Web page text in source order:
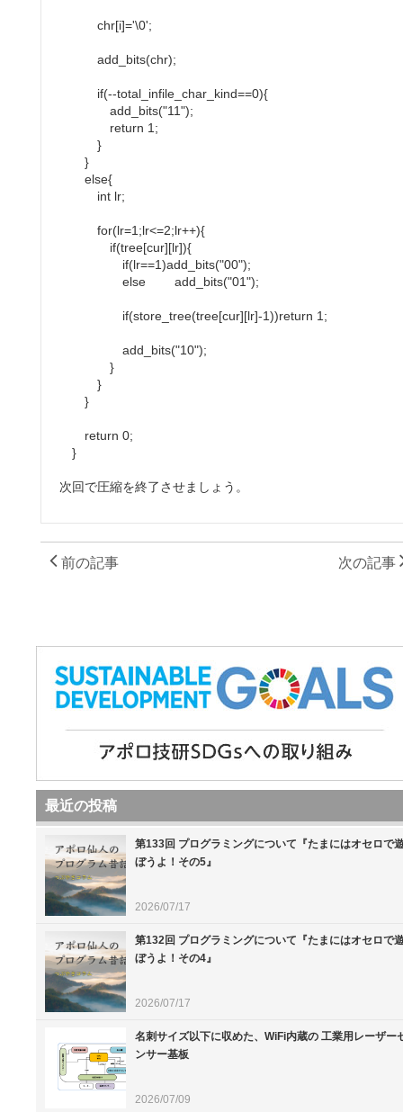
chr[i]='\0';
add_bits(chr);
if(--total_infile_char_kind==0){
add_bits("11");
return 1;
}
}
else{
int lr;
for(lr=1;lr<=2;lr++){
if(tree[cur][lr]){
if(lr==1)add_bits("00");
else add_bits("01");
if(store_tree(tree[cur][lr]-1))return 1;
add_bits("10");
}
}
}
return 0;
}
次回で圧縮を終了させましょう。
前の記事 次の記事
最近の投稿
第133回 プログラミングについて『たまにはオセロで
ぼうよ！その5』
2026/07/17
第132回 プログラミングについて『たまにはオセロで
ぼうよ！その4』
2026/07/17
名刺サイズ以下に収めた、WiFi内蔵の 工業用レーザー
ンサー基板
2026/07/09